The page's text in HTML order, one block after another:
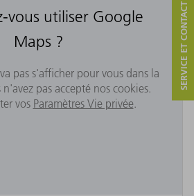
vous utiliser Google
Maps ?
pas s'afficher pour vous dans la
pas accepté nos cookies.
vos Paramètres Vie privée.
SERVICE ET CONTACT